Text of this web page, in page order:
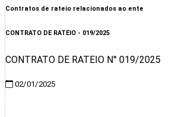
Contratos de rateio relacionados ao ente
CONTRATO DE RATEIO - 019/2025
CONTRATO DE RATEIO N° 019/2025
02/01/2025